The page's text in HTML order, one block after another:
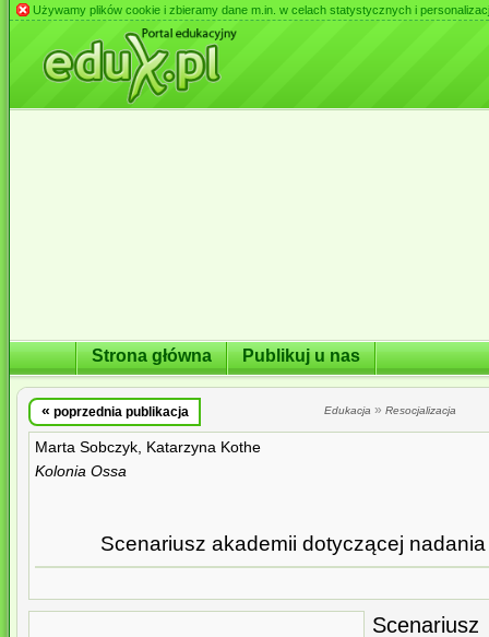
Używamy plików cookie i zbieramy dane m.in. w celach statystycznych i
Strona główna Publikuj u nas
« poprzednia publikacja Edukacja » Resocjalizacja
Marta Sobczyk, Katarzyna Kothe
Kolonia Ossa
Scenariusz akademii dotyczącej